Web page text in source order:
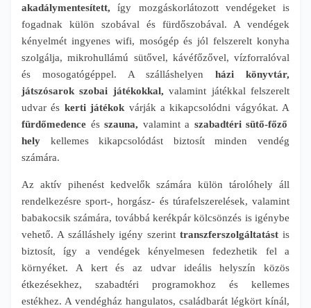
akadálymentesített, így mozgáskorlátozott vendégeket is
fogadnak külön szobával és fürdőszobával. A vendégek
kényelmét ingyenes wifi, mosógép és jól felszerelt konyha
szolgálja, mikrohullámú sütővel, kávéfőzővel, vízforralóval
és mosogatógéppel. A szálláshelyenházi könyvtár,
játszósarok szobai játékokkal, valamint játékkal felszerelt
udvar és kerti játékokvárják a kikapcsolódni vágyókat. A
fürdőmedence ésszauna, valamint a szabadtéri sütő-főző
hely kellemes kikapcsolódást biztosít minden vendég
számára.
Az aktív pihenést kedvelők számára külön tárolóhely áll
rendelkezésre sport-, horgász- és túrafelszerelések, valamint
babakocsik számára, továbbá kerékpár kölcsönzés is igénybe
vehető. A szálláshely igény szerinttranszferszolgáltatást is
biztosít, így a vendégek kényelmesen fedezhetik fel a
környéket. A kert és az udvar ideális helyszín közös
étkezésekhez, szabadtéri programokhoz és kellemes
estékhez. A vendégház hangulatos, családbarát légkört kínál,